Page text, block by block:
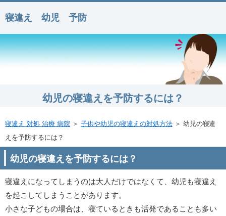
寝違え 幼児 予防
幼児の寝違えを予防するには？
寝違え 対処 治療 病院＞ 子供や幼児の寝違えの対処方法＞ 幼児の寝違
えを予防するには？
幼児の寝違えを予防するには？
寝違えになってしまうのは大人だけではなくて、幼児も寝違え
を起こしてしまうことがあります。
小さな子どもの場合は、寝ているときも活発であることも多い